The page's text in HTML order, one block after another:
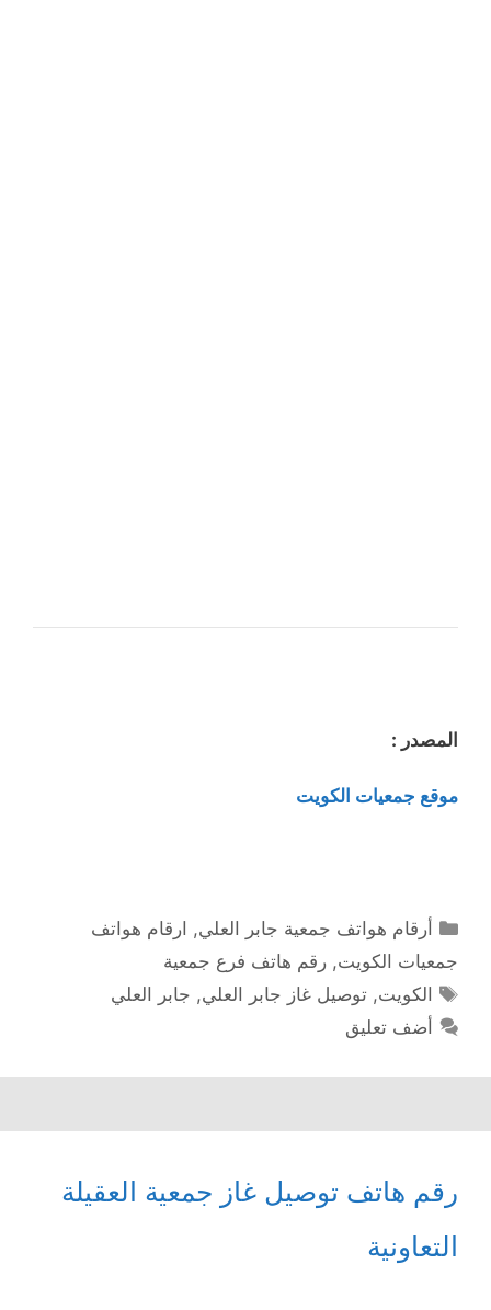
المصدر :
موقع جمعيات الكويت
التصنيفات
أرقام هواتف جمعية جابر العلي, ارقام هواتف
جمعيات الكويت, رقم هاتف فرع جمعية
الوسوم
الكويت,توصيل غاز جابر العلي, جابر العلي
أضف تعليق
رقم هاتف توصيل غاز جمعية العقيلة
التعاونية